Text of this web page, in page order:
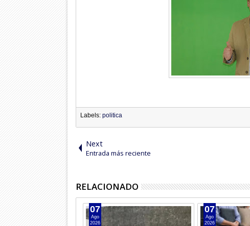
Labels: politica
Next
Entrada más reciente
RELACIONADO
07
Ago
2026
07
Ago
2026